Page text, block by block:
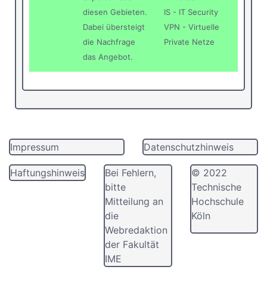
diesen Gebieten.
Dabei übersteigt
die Nachfrage
das Angebot.
IS - IT Security
VPN - Virtuelle
Private Netze
Impressum Datenschutzhinweis
Haftungshinweis
Bei Fehlern,
bitte
Mitteilung an
die
Webredaktion
der Fakultät
IME
© 2022
Technische
Hochschule
Köln